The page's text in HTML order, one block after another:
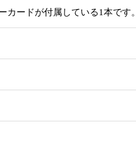
カードが付属している1本です。